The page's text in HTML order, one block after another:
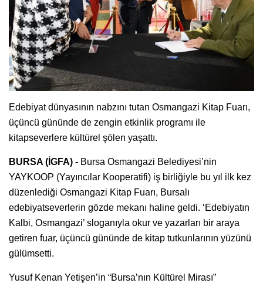
Edebiyat dünyasının nabzını tutan Osmangazi Kitap Fuarı,
üçüncü gününde de zengin etkinlik programı ile
kitapseverlere kültürel şölen yaşattı.
BURSA (İGFA) - Bursa Osmangazi Belediyesi’nin
YAYKOOP (Yayıncılar Kooperatifi) iş birliğiyle bu yıl ilk kez
düzenlediği Osmangazi Kitap Fuarı, Bursalı
edebiyatseverlerin gözde mekanı haline geldi. ‘Edebiyatın
Kalbi, Osmangazi’ sloganıyla okur ve yazarları bir araya
getiren fuar, üçüncü gününde de kitap tutkunlarının yüzünü
gülümsetti.
Yusuf Kenan Yetişen’in “Bursa’nın Kültürel Mirası”